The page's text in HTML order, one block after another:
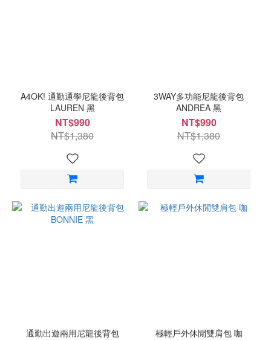
A4OK! 通勤通學尼龍後背包
LAUREN 黑
NT$990
NT$1,380
3WAY多功能尼龍後背包
ANDREA 黑
NT$990
NT$1,380
通勤出遊兩用尼龍後背包
極輕戶外休閒雙肩包 咖